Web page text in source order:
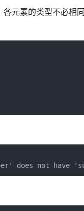
元素的类型不必